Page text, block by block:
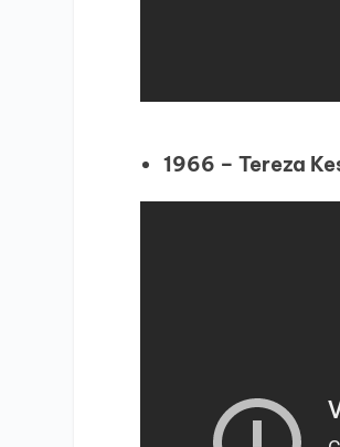
1966 – Tereza